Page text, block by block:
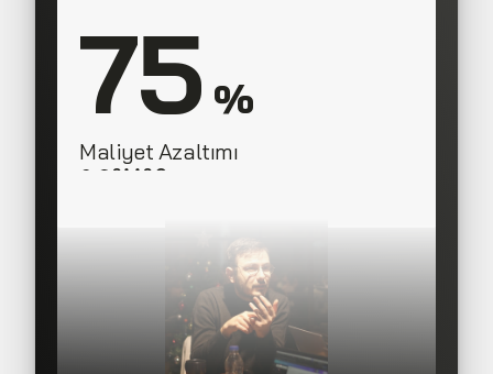
75 %
Maliyet Azaltımı
SAAS Corner